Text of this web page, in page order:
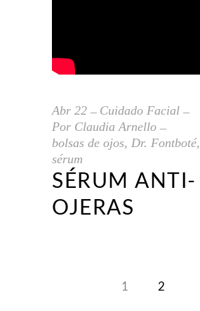
Abr 22
Cuidado Facial
Por Claudia Arnello
bolsas de ojos, Dr. Fontboté,
sérum
SÉRUM ANTI-
OJERAS
1 2